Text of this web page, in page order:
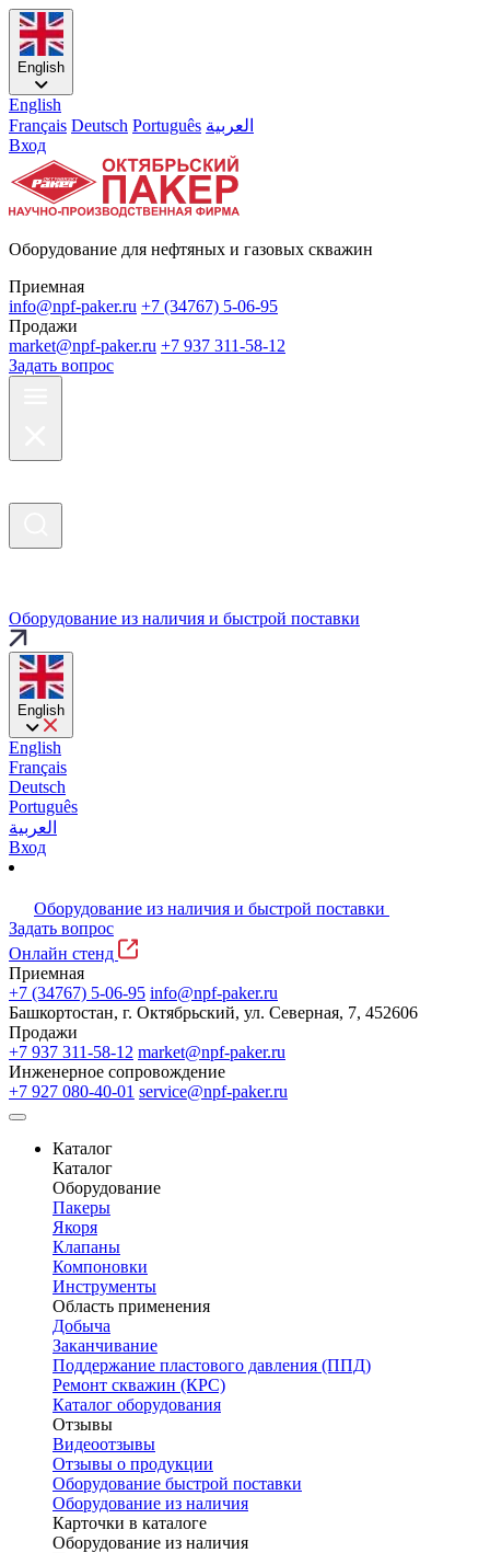
English
English
Français Deutsch Português العربية
Вход
Оборудование для нефтяных и газовых скважин
Приемная
info@npf-paker.ru +7 (34767) 5-06-95
Продажи
market@npf-paker.ru +7 937 311-58-12
Задать вопрос
Оборудование из наличия и быстрой поставки
English
English
Français
Deutsch
Português
العربية
Вход
Оборудование из наличия и быстрой поставки
Задать вопрос
Онлайн стенд
Приемная
+7 (34767) 5-06-95 info@npf-paker.ru
Башкортостан, г. Октябрьский, ул. Северная, 7, 452606
Продажи
+7 937 311-58-12 market@npf-paker.ru
Инженерное сопровождение
+7 927 080-40-01 service@npf-paker.ru
Каталог
Каталог
Оборудование
Пакеры
Якоря
Клапаны
Компоновки
Инструменты
Область применения
Добыча
Заканчивание
Поддержание пластового давления (ППД)
Ремонт скважин (КРС)
Каталог оборудования
Отзывы
Видеоотзывы
Отзывы о продукции
Оборудование быстрой поставки
Оборудование из наличия
Карточки в каталоге
Оборудование из наличия